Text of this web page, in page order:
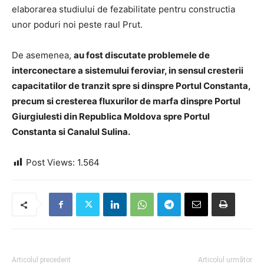
elaborarea studiului de fezabilitate pentru constructia
unor poduri noi peste raul Prut.
De asemenea, au fost discutate problemele de
interconectare a sistemului feroviar, in sensul cresterii
capacitatilor de tranzit spre si dinspre Portul Constanta,
precum si cresterea fluxurilor de marfa dinspre Portul
Giurgiulesti din Republica Moldova spre Portul
Constanta si Canalul Sulina.
Post Views: 1.564
Articolul precedent Articolul următor